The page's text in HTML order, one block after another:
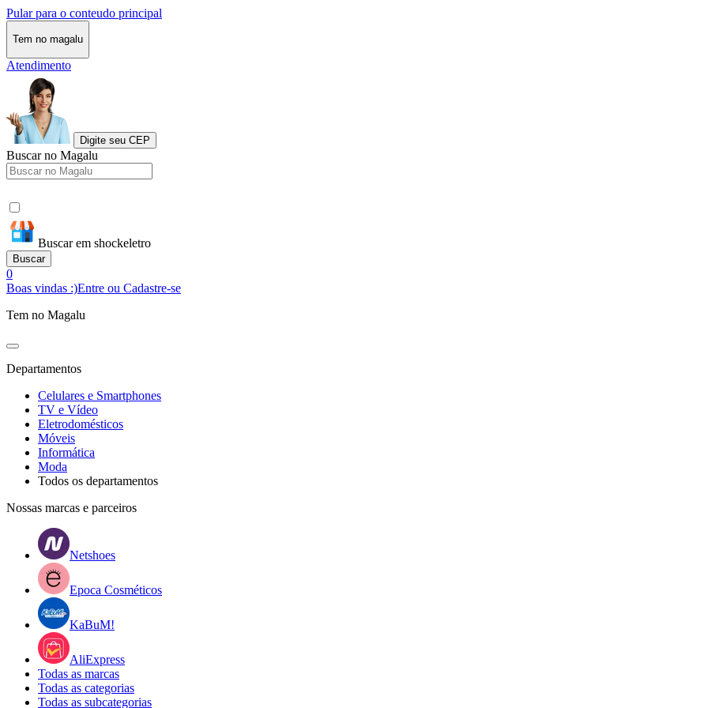
Pular para o conteudo principal
Tem no magalu
Atendimento
Digite seu CEP
Buscar no Magalu
Buscar em shockeletro
Buscar
0
Boas vindas :)Entre ou Cadastre-se
Tem no Magalu
Departamentos
Celulares e Smartphones
TV e Vídeo
Eletrodomésticos
Móveis
Informática
Moda
Todos os departamentos
Nossas marcas e parceiros
Netshoes
Epoca Cosméticos
KaBuM!
AliExpress
Todas as marcas
Todas as categorias
Todas as subcategorias